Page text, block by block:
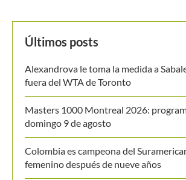
Últimos posts
Alexandrova le toma la medida a
fuera del WTA de Toronto
Masters 1000 Montreal 2026:
domingo 9 de agosto
Colombia es campeona del
femenino después de nueve años